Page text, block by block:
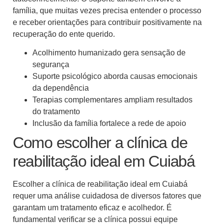
família, que muitas vezes precisa entender o processo
e receber orientações para contribuir positivamente na
recuperação do ente querido.
Acolhimento humanizado gera sensação de
segurança
Suporte psicológico aborda causas emocionais
da dependência
Terapias complementares ampliam resultados
do tratamento
Inclusão da família fortalece a rede de apoio
Como escolher a clínica de
reabilitação ideal em Cuiabá
Escolher a clínica de reabilitação ideal em Cuiabá
requer uma análise cuidadosa de diversos fatores que
garantam um tratamento eficaz e acolhedor. É
fundamental verificar se a clínica possui equipe